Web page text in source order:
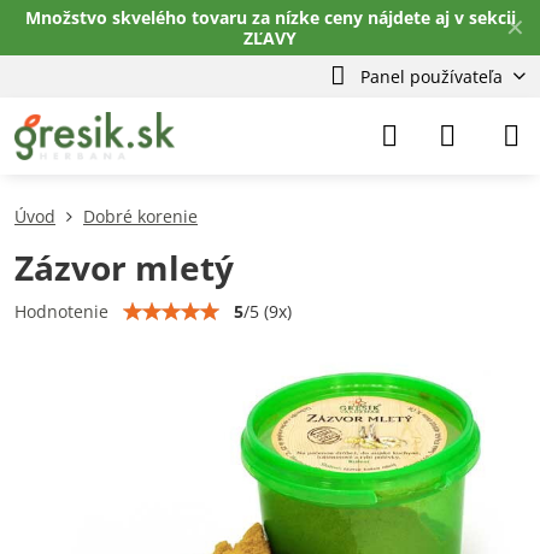
✕
Množstvo skvelého tovaru za nízke ceny nájdete aj v sekcii
ZĽAVY
Panel používateľa
Úvod Dobré korenie
Zázvor mletý
Hodnotenie 5/5 (9x)